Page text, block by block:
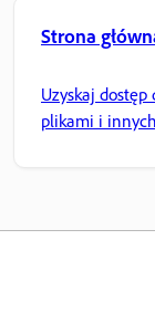
Strona
Uzyskaj dostęp
plikami i